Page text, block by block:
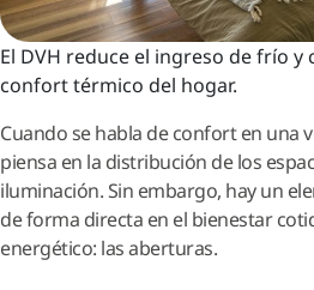
El DVH reduce el ingreso de frío y
confort térmico del hogar.
Cuando se habla de confort en una
piensa en la distribución de los
iluminación. Sin embargo, hay un
de forma directa en el bienestar
energético: las aberturas.